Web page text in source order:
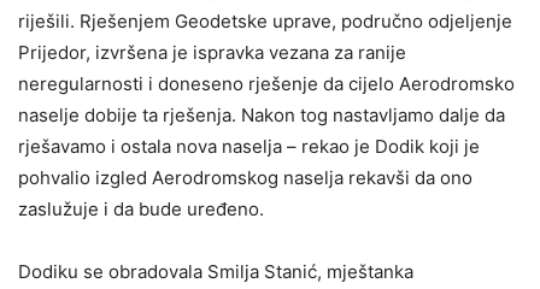
riješili. Rješenjem Geodetske uprave, područno odjeljenje
Prijedor, izvršena je ispravka vezana za ranije
neregularnosti i doneseno rješenje da cijelo Aerodromsko
naselje dobije ta rješenja. Nakon tog nastavljamo dalje da
rješavamo i ostala nova naselja – rekao je Dodik koji je
pohvalio izgled Aerodromskog naselja rekavši da ono
zaslužuje i da bude uređeno.
Dodiku se obradovala Smilja Stanić, mještanka